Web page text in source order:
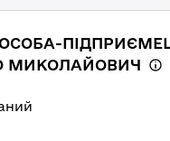
МИКОЛАЙОВИЧ